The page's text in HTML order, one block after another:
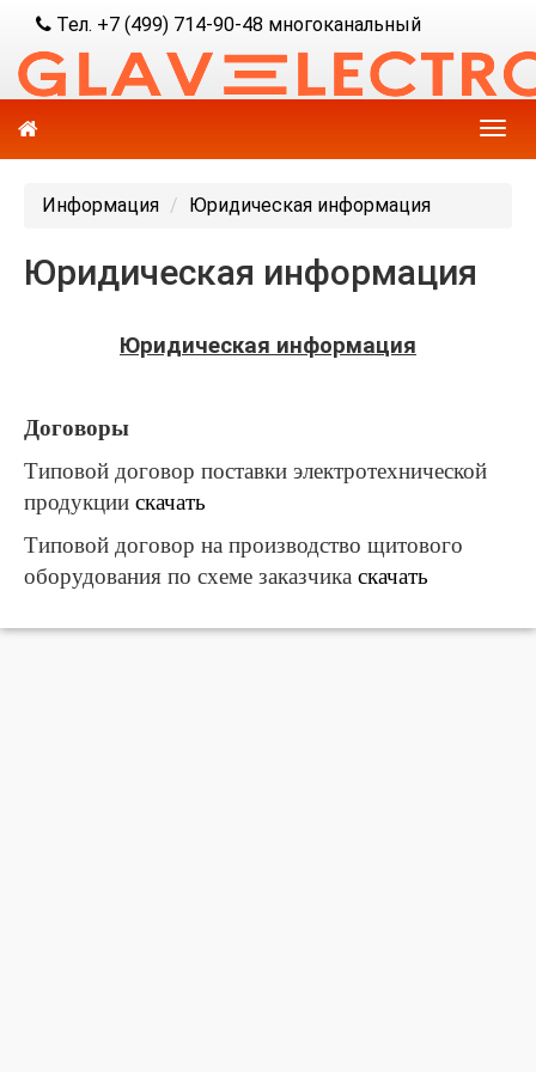
Тел. +7 (499) 714-90-48 многоканальный
Информация Юридическая информация
Юридическая информация
Юридическая информация
Договоры
Типовой договор поставки электротехнической
продукции скачать
Типовой договор на производство щитового
оборудования по схеме заказчика скачать